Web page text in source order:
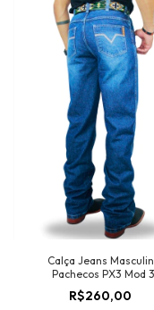
Calça Jeans
Pachecos PX3 Mod 3
R$260,00